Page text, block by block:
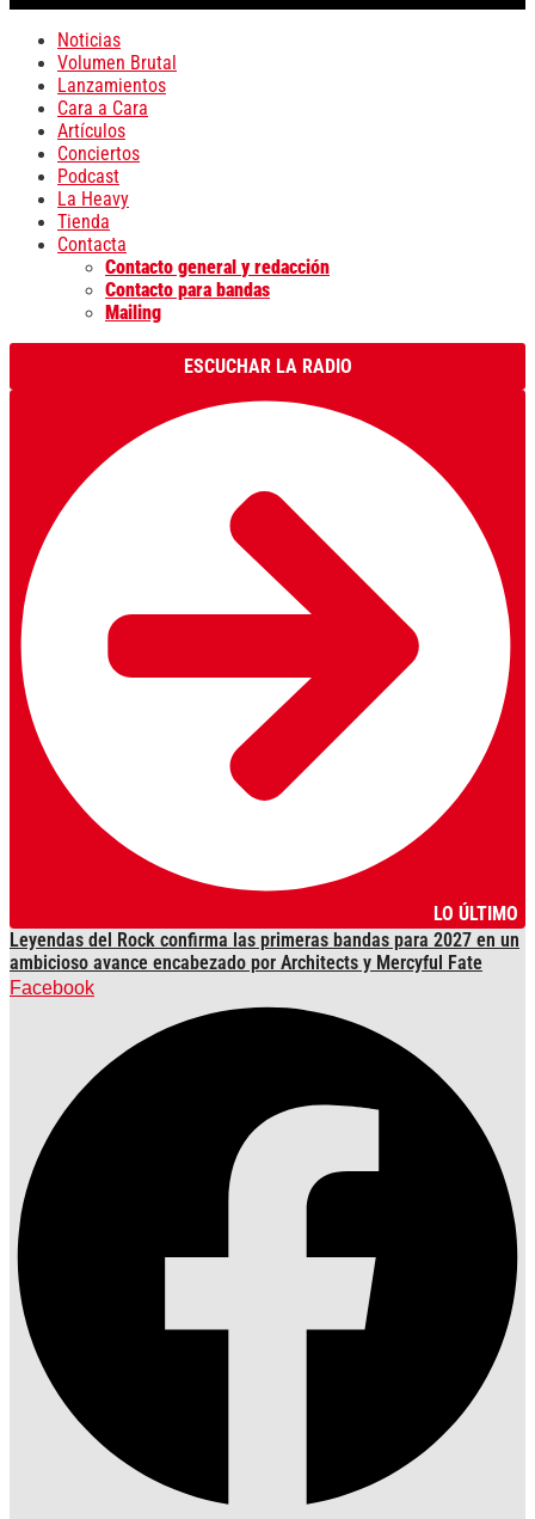
Noticias
Volumen Brutal
Lanzamientos
Cara a Cara
Artículos
Conciertos
Podcast
La Heavy
Tienda
Contacta
Contacto general y redacción
Contacto para bandas
Mailing
ESCUCHAR LA RADIO
LO ÚLTIMO
Leyendas del Rock confirma las primeras bandas para 2027 en un
ambicioso avance encabezado por Architects y Mercyful Fate
Facebook